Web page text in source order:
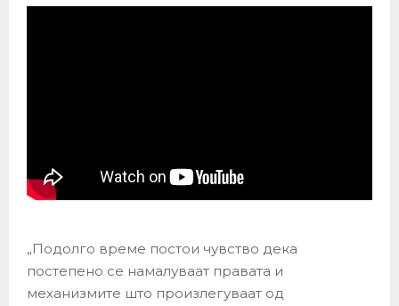
„Подолго време постои чувство дека
постепено се намалуваат правата и
механизмите што произлегуваат од